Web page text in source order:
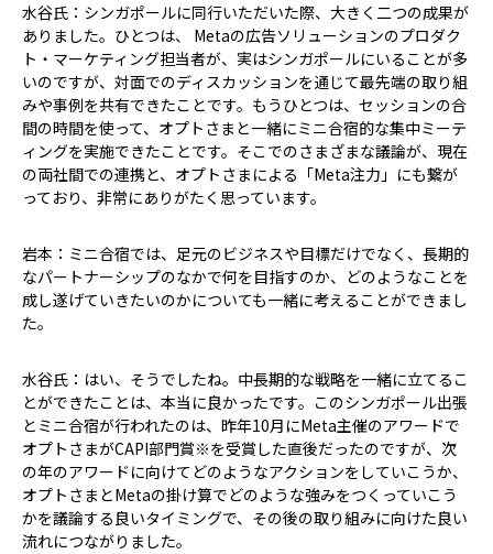
水谷氏：シンガポールに同行いただいた際、大きく二つの成果が
ありました。ひとつは、 Metaの広告ソリューションのプロダク
ト・マーケティング担当者が、実はシンガポールにいることが多
いのですが、対面でのディスカッションを通じて最先端の取り組
みや事例を共有できたことです。もうひとつは、セッションの合
間の時間を使って、オプトさまと一緒にミニ合宿的な集中ミーテ
ィングを実施できたことです。そこでのさまざまな議論が、現在
の両社間での連携と、オプトさまによる「Meta注力」にも繋が
っており、非常にありがたく思っています。
岩本：ミニ合宿では、足元のビジネスや目標だけでなく、長期的
なパートナーシップのなかで何を目指すのか、どのようなことを
成し遂げていきたいのかについても一緒に考えることができまし
た。
水谷氏：はい、そうでしたね。中長期的な戦略を一緒に立てるこ
とができたことは、本当に良かったです。このシンガポール出張
とミニ合宿が行われたのは、昨年10月にMeta主催のアワードで
オプトさまがCAPI部門賞※を受賞した直後だったのですが、次
の年のアワードに向けてどのようなアクションをしていこうか、
オプトさまとMetaの掛け算でどのような強みをつくっていこう
かを議論する良いタイミングで、その後の取り組みに向けた良い
流れにつながりました。